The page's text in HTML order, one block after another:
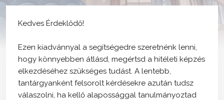
Kedves Érdeklődő!
Ezen kiadvánnyal a segítségedre szeretnénk lenni,
hogy könnyebben átlásd, megértsd a hitéleti képzés
elkezdéséhez szükséges tudást. A lentebb,
tantárgyanként felsorolt kérdésekre azután tudsz
válaszolni, ha kellő alapossággal tanulmányoztad